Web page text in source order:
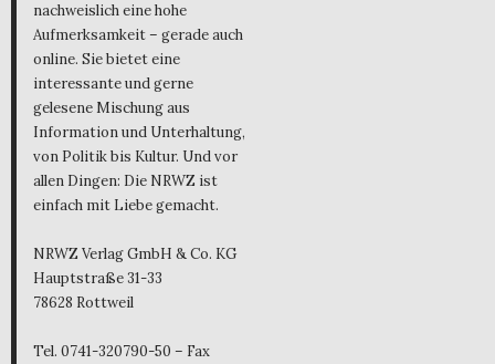
nachweislich eine hohe
Aufmerksamkeit – gerade auch
online. Sie bietet eine
interessante und gerne
gelesene Mischung aus
Information und Unterhaltung,
von Politik bis Kultur. Und vor
allen Dingen: Die NRWZ ist
einfach mit Liebe gemacht.
NRWZ Verlag GmbH & Co. KG
Hauptstraße 31-33
78628 Rottweil
Tel. 0741-320790-50 – Fax